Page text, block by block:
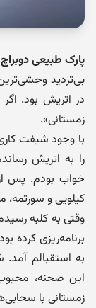
پارک طبیعی
بی‌تردید
در اتریش بود.
زمستانی».
با وجود شیفت
را به اتریش
کیلویی و سورتمه،
وقتی به کلبه
برنامه‌ریزی کرده
به استقبالم
این صحنه،
زمستانی با